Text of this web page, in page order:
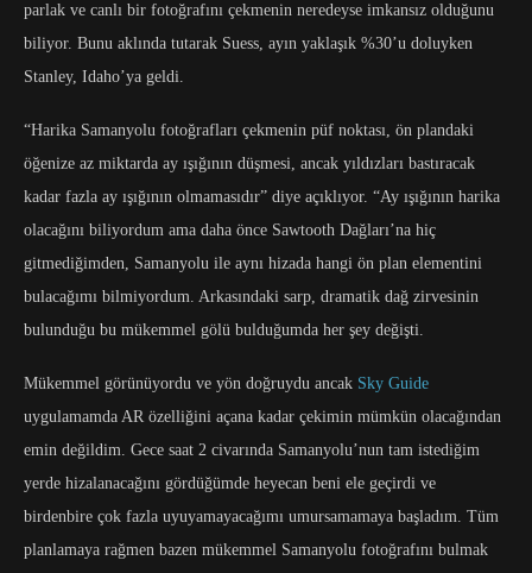
parlak ve canlı bir fotoğrafını çekmenin neredeyse imkansız olduğunu
biliyor. Bunu aklında tutarak Suess, ayın yaklaşık %30’u doluyken
Stanley, Idaho’ya geldi.
“Harika Samanyolu fotoğrafları çekmenin püf noktası, ön plandaki
öğenize az miktarda ay ışığının düşmesi, ancak yıldızları bastıracak
kadar fazla ay ışığının olmamasıdır” diye açıklıyor. “Ay ışığının harika
olacağını biliyordum ama daha önce Sawtooth Dağları’na hiç
gitmediğimden, Samanyolu ile aynı hizada hangi ön plan elementini
bulacağımı bilmiyordum. Arkasındaki sarp, dramatik dağ zirvesinin
bulunduğu bu mükemmel gölü bulduğumda her şey değişti.
Mükemmel görünüyordu ve yön doğruydu ancak Sky Guide
uygulamamda AR özelliğini açana kadar çekimin mümkün olacağından
emin değildim. Gece saat 2 civarında Samanyolu’nun tam istediğim
yerde hizalanacağını gördüğümde heyecan beni ele geçirdi ve
birdenbire çok fazla uyuyamayacağımı umursamamaya başladım. Tüm
planlamaya rağmen bazen mükemmel Samanyolu fotoğrafını bulmak